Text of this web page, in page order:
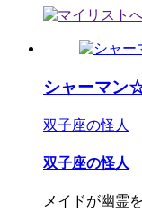
シャーマン
双子座の怪人
双子座の怪人
メイドが幽霊